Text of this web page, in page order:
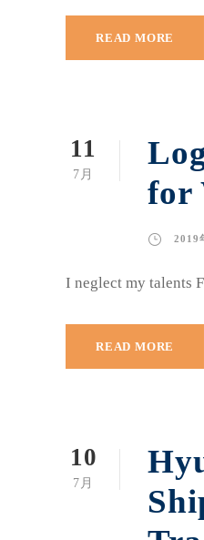
READ MORE
11
7月
for
2019
I neglect my talents
READ MORE
10
7月